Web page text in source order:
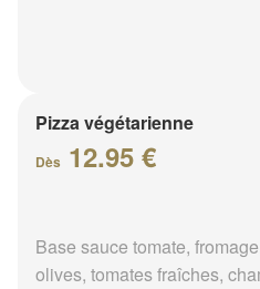
Pizza végétarienne
Dès 12.95 €
Base sauce tomate,
olives, tomates fraîches,